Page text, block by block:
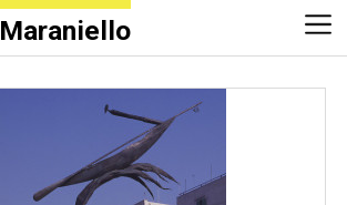
Maraniello